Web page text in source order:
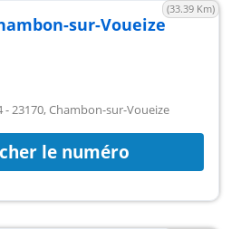
(33.39 Km)
sur-Voueize
- 23170, Chambon-sur-Voueize
le numéro